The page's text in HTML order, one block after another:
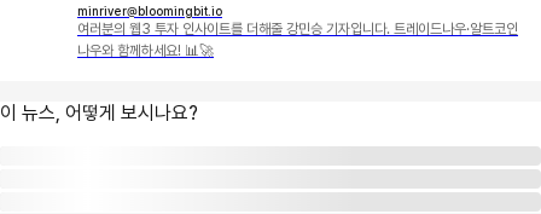
minriver@bloomingbit.io
여러분의 웹3 투자 인사이트를 더해줄 강민승 기자입니다. 트레이드나우·알트코인
나우와 함께하세요! 📊🚀
이 뉴스, 어떻게 보시나요?